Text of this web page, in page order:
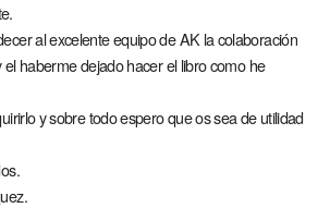
al excelente equipo de AK la colaboración
haberme dejado hacer el libro como he
y sobre todo espero que os sea de utilidad